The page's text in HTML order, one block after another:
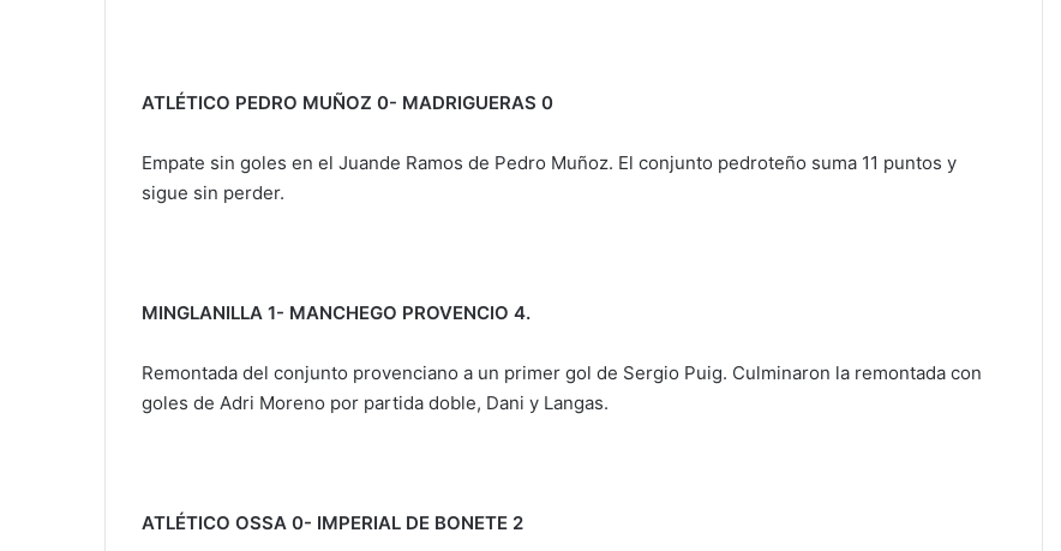
ATLÉTICO PEDRO MUÑOZ 0- MADRIGUERAS 0
Empate sin goles en el Juande Ramos de Pedro Muñoz. El conjunto pedroteño suma 11 puntos y
sigue sin perder.
MINGLANILLA 1- MANCHEGO PROVENCIO 4.
Remontada del conjunto provenciano a un primer gol de Sergio Puig. Culminaron la remontada con
goles de Adri Moreno por partida doble, Dani y Langas.
ATLÉTICO OSSA 0- IMPERIAL DE BONETE 2